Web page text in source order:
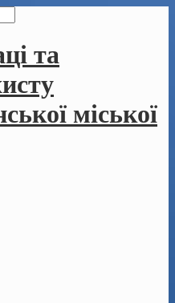
та
міської